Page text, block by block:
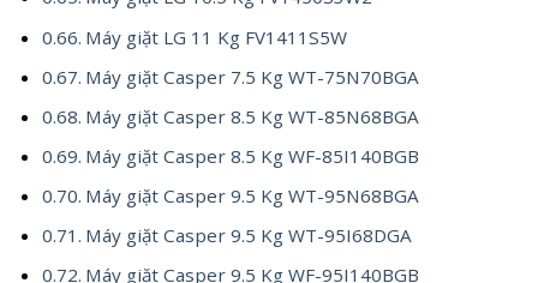
Máy giặt LG 11 Kg FV1411S5W
Máy giặt Casper 7.5 Kg WT-75N70BGA
Máy giặt Casper 8.5 Kg WT-85N68BGA
Máy giặt Casper 8.5 Kg WF-85I140BGB
Máy giặt Casper 9.5 Kg WT-95N68BGA
Máy giặt Casper 9.5 Kg WT-95I68DGA
Máy giặt Casper 9.5 Kg WF-95I140BGB